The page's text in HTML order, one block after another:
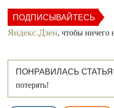
ПОДПИСЫВАЙТЕСЬ
Яндекс.Дзен, чтобы ничего
ПОНРАВИЛАСЬ
потерять!